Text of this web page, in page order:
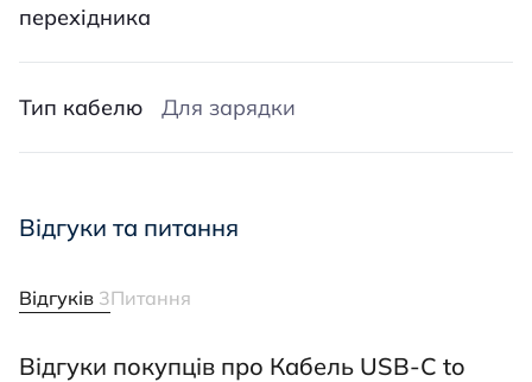
перехідника
Тип кабелю Для зарядки
Відгуки та питання
Відгуків 3Питання
Відгуки покупців про Кабель USB-C to